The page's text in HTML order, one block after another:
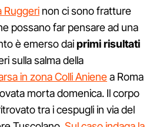
Ruggeri non ci sono fratture
possano far pensare ad una
è emerso daiprimi risultati
sulla salma della
in zona Colli Anienea Roma
morta domenica. Il corpo
tra i cespugli in via del